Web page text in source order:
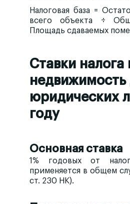
Налоговая база =
всего объекта ÷
Площадь сдаваемых
Ставки налога
недвижимость
юридических
году
Основная ставка
1% годовых от
применяется в общем
ст. 230 НК).